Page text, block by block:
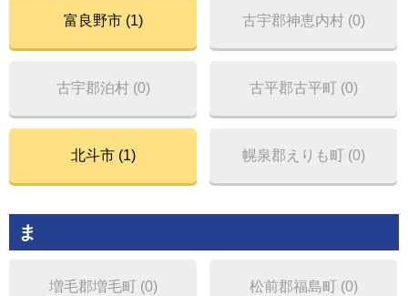
富良野市 (1) 古宇郡神恵内村 (0)
古宇郡泊村 (0) 古平郡古平町 (0)
北斗市 (1) 幌泉郡えりも町 (0)
ま
増毛郡増毛町 (0) 松前郡福島町 (0)